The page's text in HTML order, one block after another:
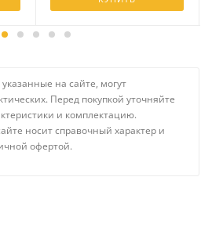
на сайте, могут
Перед покупкой уточняйте
и комплектацию.
носит справочный характер и
офертой.